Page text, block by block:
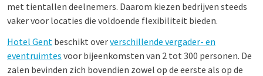
met tientallen deelnemers. Daarom kiezen bedrijven steeds
vaker voor locaties die voldoende flexibiliteit bieden.
Hotel Gent beschikt oververschillende vergader- en
eventruimtes voor bijeenkomsten van 2 tot 300 personen. De
zalen bevinden zich bovendien zowel op de eerste als op de